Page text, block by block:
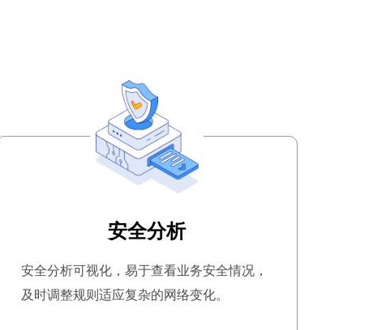
安全分析
安全分析可视化，易于查看业务安全情况，
及时调整规则适应复杂的网络变化。